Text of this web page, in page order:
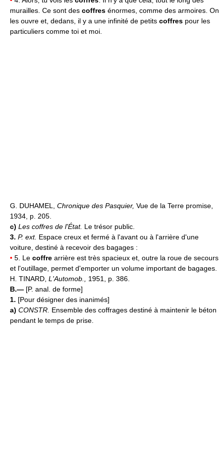
murailles. Ce sont des coffres énormes, comme des armoires. On
les ouvre et, dedans, il y a une infinité de petits coffres pour les
particuliers comme toi et moi.
G. DUHAMEL, Chronique des Pasquier, Vue de la Terre promise,
1934, p. 205.
c) Les coffres de l'État. Le trésor public.
3. P. ext. Espace creux et fermé à l'avant ou à l'arrière d'une
voiture, destiné à recevoir des bagages :
• 5. Le coffre arrière est très spacieux et, outre la roue de secours
et l'outillage, permet d'emporter un volume important de bagages.
H. TINARD, L'Automob., 1951, p. 386.
B.— [P. anal. de forme]
1. [Pour désigner des inanimés]
a) CONSTR. Ensemble des coffrages destiné à maintenir le béton
pendant le temps de prise.